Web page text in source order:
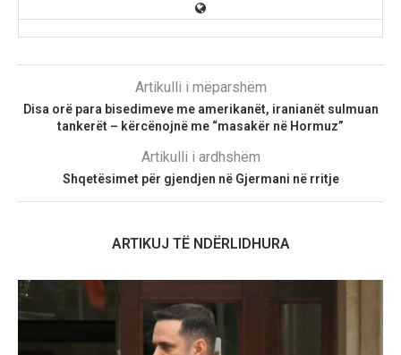
Artikulli i mëparshëm
Disa orë para bisedimeve me amerikanët, iranianët sulmuan
tankerët – kërcënojnë me “masakër në Hormuz”
Artikulli i ardhshëm
Shqetësimet për gjendjen në Gjermani në rritje
ARTIKUJ TË NDËRLIDHURA